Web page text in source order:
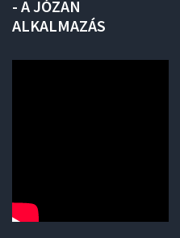
- AJÓZAN
ALKALMAZÁS